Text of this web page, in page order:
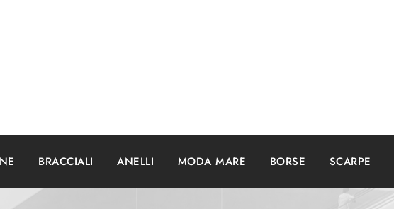
BRACCIALI ANELLI MODA MARE BORSE SCARPE